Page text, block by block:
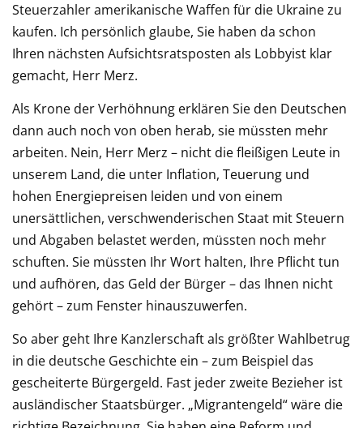
Steuerzahler amerikanische Waffen für die Ukraine zu
kaufen. Ich persönlich glaube, Sie haben da schon
Ihren nächsten Aufsichtsratsposten als Lobbyist klar
gemacht, Herr Merz.
Als Krone der Verhöhnung erklären Sie den Deutschen
dann auch noch von oben herab, sie müssten mehr
arbeiten. Nein, Herr Merz – nicht die fleißigen Leute in
unserem Land, die unter Inflation, Teuerung und
hohen Energiepreisen leiden und von einem
unersättlichen, verschwenderischen Staat mit Steuern
und Abgaben belastet werden, müssten noch mehr
schuften. Sie müssten Ihr Wort halten, Ihre Pflicht tun
und aufhören, das Geld der Bürger – das Ihnen nicht
gehört – zum Fenster hinauszuwerfen.
So aber geht Ihre Kanzlerschaft als größter Wahlbetrug
in die deutsche Geschichte ein – zum Beispiel das
gescheiterte Bürgergeld. Fast jeder zweite Bezieher ist
ausländischer Staatsbürger. „Migrantengeld“ wäre die